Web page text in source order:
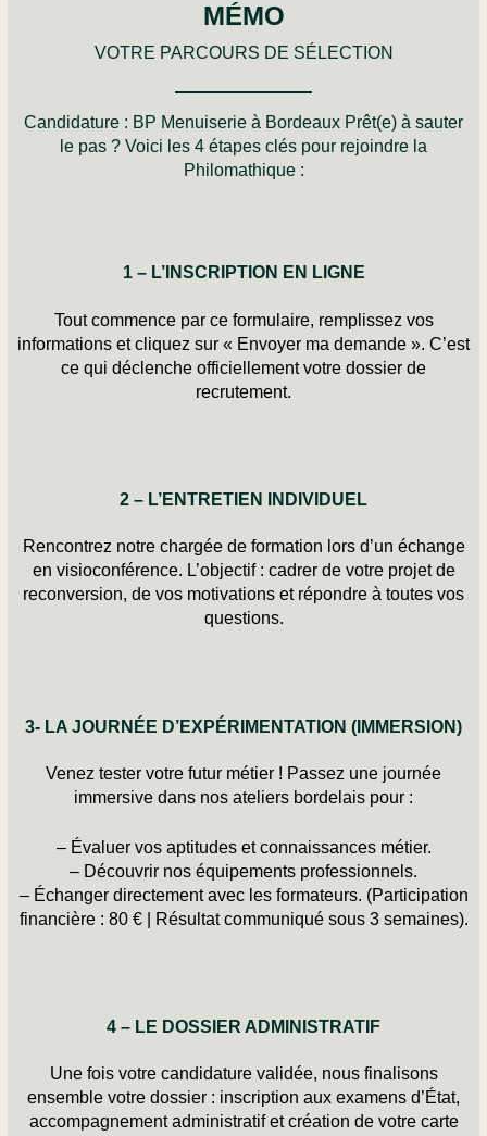
MÉMO
VOTRE PARCOURS DE SÉLECTION
Candidature : BP Menuiserie à Bordeaux Prêt(e) à sauter
le pas ? Voici les 4 étapes clés pour rejoindre la
Philomathique :
1 – L’INSCRIPTION EN LIGNE
Tout commence par ce formulaire, remplissez vos
informations et cliquez sur « Envoyer ma demande ». C’est
ce qui déclenche officiellement votre dossier de
recrutement.
2 – L’ENTRETIEN INDIVIDUEL
Rencontrez notre chargée de formation lors d’un échange
en visioconférence. L’objectif : cadrer de votre projet de
reconversion, de vos motivations et répondre à toutes vos
questions.
3- LA JOURNÉE D’EXPÉRIMENTATION (IMMERSION)
Venez tester votre futur métier ! Passez une journée
immersive dans nos ateliers bordelais pour :
– Évaluer vos aptitudes et connaissances métier.
– Découvrir nos équipements professionnels.
– Échanger directement avec les formateurs. (Participation
financière : 80 € |
Résultat communiqué sous 3 semaines).
4 – LE DOSSIER ADMINISTRATIF
Une fois votre candidature validée, nous finalisons
ensemble votre dossier : inscription aux examens d’État,
accompagnement administratif et création de votre carte